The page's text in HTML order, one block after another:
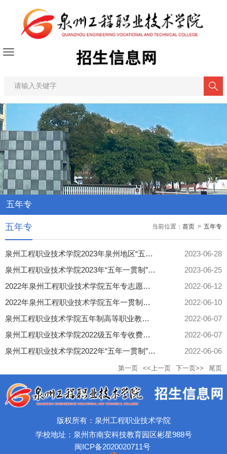
五年专
当前位置： 首页 > 五年专
五年专
泉州工程职业技术学院2023年泉州地区“五年一贯制”志愿填报指南
2023-06-28
泉州工程职业技术学院2023年“五年一贯制”招生简章
2023-06-25
2022年泉州工程职业技术学院五年专志愿填报指南
2022-06-12
2022年泉州工程职业技术学院五年一贯制招生计划
2022-06-10
泉州工程职业技术学院五年制高等职业教育专业介绍
2022-06-07
泉州工程职业技术学院2022级五年专收费标准
2022-06-07
泉州工程职业技术学院2022年“五年一贯制”招生简章
2022-06-06
第一页 <<上一页 下一页>> 尾页
版权所有：泉州工程职业技术学院
学校地址：泉州市南安科技教育园区彬星988号
闽ICP备2020020711号